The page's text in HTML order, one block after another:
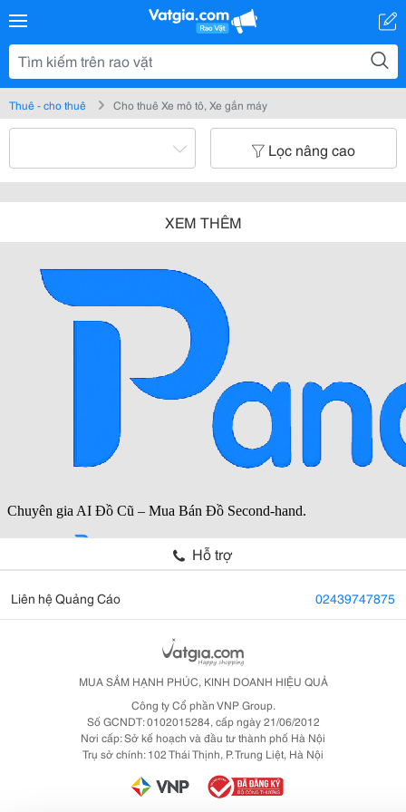
Thuê - cho thuê Cho thuê Xe mô tô, Xe gắn máy
Lọc nâng cao
XEM THÊM
Hỗ trợ
Liên hệ Quảng Cáo 02439747875
MUA SẮM HẠNH PHÚC, KINH DOANH HIỆU QUẢ
Công ty Cổ phần VNP Group.
Số GCNDT: 0102015284, cấp ngày 21/06/2012
Nơi cấp: Sở kế hoạch và đầu tư thành phố Hà Nội
Trụ sở chính: 102 Thái Thịnh, P. Trung Liệt, Hà Nội